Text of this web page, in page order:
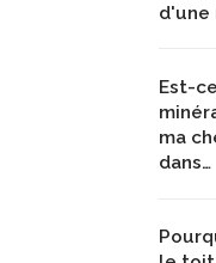
d'une
Est-
ma
dans…